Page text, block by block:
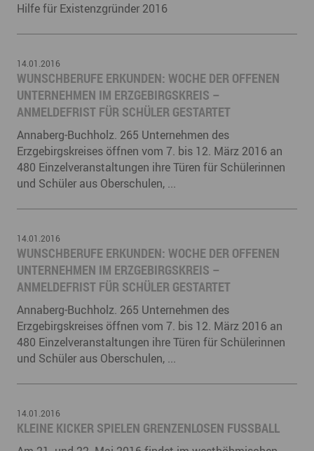
Hilfe für Existenzgründer 2016
14.01.2016
​WUNSCHBERUFE ERKUNDEN: WOCHE DER OFFENEN
UNTERNEHMEN IM ERZGEBIRGSKREIS –
ANMELDEFRIST FÜR SCHÜLER GESTARTET
Annaberg-Buchholz. 265 Unternehmen des
Erzgebirgskreises öffnen vom 7. bis 12. März 2016 an
480 Einzelveranstaltungen ihre Türen für Schülerinnen
und Schüler aus Oberschulen, ...
14.01.2016
​WUNSCHBERUFE ERKUNDEN: WOCHE DER OFFENEN
UNTERNEHMEN IM ERZGEBIRGSKREIS –
ANMELDEFRIST FÜR SCHÜLER GESTARTET
Annaberg-Buchholz. 265 Unternehmen des
Erzgebirgskreises öffnen vom 7. bis 12. März 2016 an
480 Einzelveranstaltungen ihre Türen für Schülerinnen
und Schüler aus Oberschulen, ...
14.01.2016
KLEINE KICKER SPIELEN GRENZENLOSEN FUSSBALL